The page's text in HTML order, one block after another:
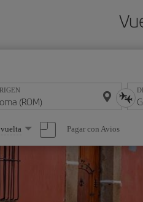
Pagar con Avios